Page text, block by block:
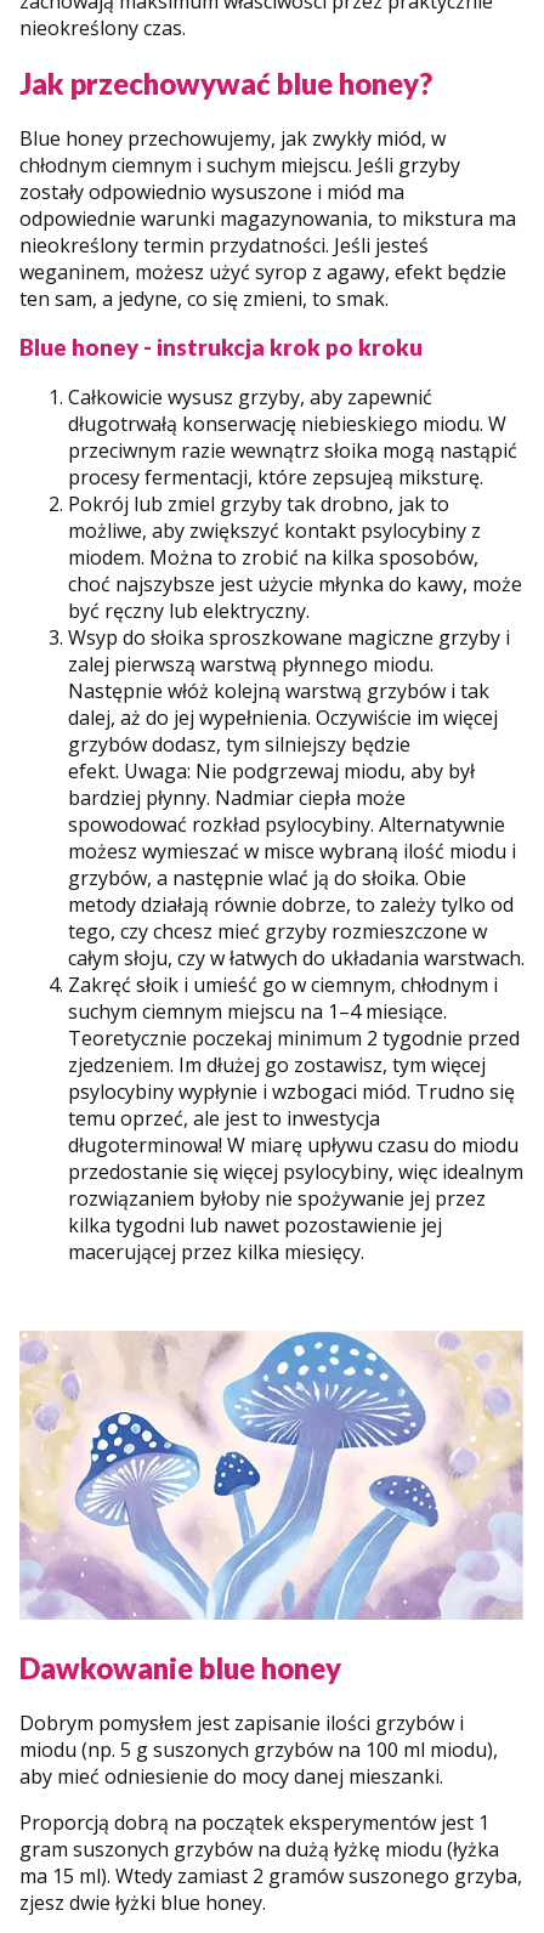
nieokreślony czas.
Jak przechowywać blue honey?
Blue honey przechowujemy, jak zwykły miód, w
chłodnym ciemnym i suchym miejscu. Jeśli grzyby
zostały odpowiednio wysuszone i miód ma
odpowiednie warunki magazynowania, to mikstura ma
nieokreślony termin przydatności. Jeśli jesteś
weganinem, możesz użyć syrop z agawy, efekt będzie
ten sam, a jedyne, co się zmieni, to smak.
Blue honey - instrukcja krok po kroku
Całkowicie wysusz grzyby, aby zapewnić
długotrwałą konserwację niebieskiego miodu. W
przeciwnym razie wewnątrz słoika mogą nastąpić
procesy fermentacji, które zepsujeą miksturę.
Pokrój lub zmiel grzyby tak drobno, jak to
możliwe, aby zwiększyć kontakt psylocybiny z
miodem. Można to zrobić na kilka sposobów,
choć najszybsze jest użycie młynka do kawy, może
być ręczny lub elektryczny.
Wsyp do słoika sproszkowane magiczne grzyby i
zalej pierwszą warstwą płynnego miodu.
Następnie włóż kolejną warstwą grzybów i tak
dalej, aż do jej wypełnienia. Oczywiście im więcej
grzybów dodasz, tym silniejszy będzie
efekt. Uwaga: Nie podgrzewaj miodu, aby był
bardziej płynny. Nadmiar ciepła może
spowodować rozkład psylocybiny. Alternatywnie
możesz wymieszać w misce wybraną ilość miodu i
grzybów, a następnie wlać ją do słoika. Obie
metody działają równie dobrze, to zależy tylko od
tego, czy chcesz mieć grzyby rozmieszczone w
całym słoju, czy w łatwych do układania warstwach.
Zakręć słoik i umieść go w ciemnym, chłodnym i
suchym ciemnym miejscu na 1–4 miesiące.
Teoretycznie poczekaj minimum 2 tygodnie przed
zjedzeniem. Im dłużej go zostawisz, tym więcej
psylocybiny wypłynie i wzbogaci miód. Trudno się
temu oprzeć, ale jest to inwestycja
długoterminowa! W miarę upływu czasu do miodu
przedostanie się więcej psylocybiny, więc idealnym
rozwiązaniem byłoby nie spożywanie jej przez
kilka tygodni lub nawet pozostawienie jej
macerującej przez kilka miesięcy.
Dawkowanie blue honey
Dobrym pomysłem jest zapisanie ilości grzybów i
miodu (np. 5 g suszonych grzybów na 100 ml miodu),
aby mieć odniesienie do mocy danej mieszanki.
Proporcją dobrą na początek eksperymentów jest 1
gram suszonych grzybów na dużą łyżkę miodu (łyżka
ma 15 ml). Wtedy zamiast 2 gramów suszonego grzyba,
zjesz dwie łyżki blue honey.